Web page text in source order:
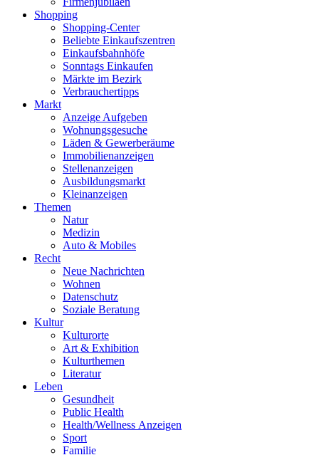
Shopping
Shopping-Center
Beliebte Einkaufszentren
Einkaufsbahnhöfe
Sonntags Einkaufen
Märkte im Bezirk
Verbrauchertipps
Markt
Anzeige Aufgeben
Wohnungsgesuche
Läden & Gewerberäume
Immobilienanzeigen
Stellenanzeigen
Ausbildungsmarkt
Kleinanzeigen
Themen
Natur
Medizin
Auto & Mobiles
Recht
Neue Nachrichten
Wohnen
Datenschutz
Soziale Beratung
Kultur
Kulturorte
Art & Exhibition
Kulturthemen
Literatur
Leben
Gesundheit
Public Health
Health/Wellness Anzeigen
Sport
Familie